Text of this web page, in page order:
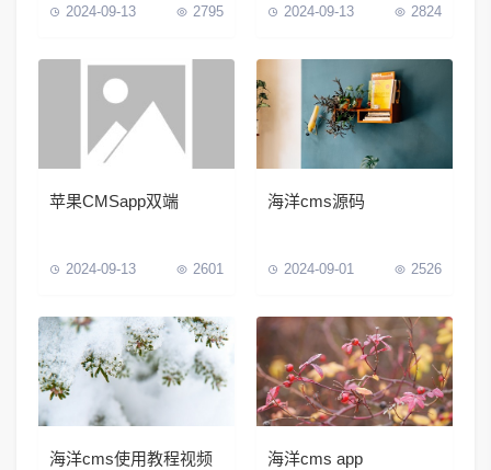
2024-09-13 2795 2024-09-13 2824
苹果CMSapp双端
2024-09-13 2601
海洋cms源码
2024-09-01 2526
海洋cms使用教程视频 海洋cms app